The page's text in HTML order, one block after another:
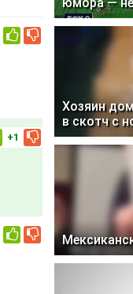
0
+1
0
Хозяин
в скотч с